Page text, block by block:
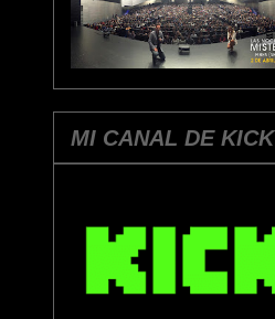
MI CANAL DE KICK